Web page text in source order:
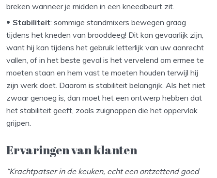
breken wanneer je midden in een kneedbeurt zit.
Stabiliteit: sommige standmixers bewegen graag
tijdens het kneden van brooddeeg! Dit kan gevaarlijk zijn,
want hij kan tijdens het gebruik letterlijk van uw aanrecht
vallen, of in het beste geval is het vervelend om ermee te
moeten staan en hem vast te moeten houden terwijl hij
zijn werk doet. Daarom is stabiliteit belangrijk. Als het niet
zwaar genoeg is, dan moet het een ontwerp hebben dat
het stabiliteit geeft, zoals zuignappen die het oppervlak
grijpen.
Ervaringen van klanten
“Krachtpatser in de keuken, echt een ontzettend goed